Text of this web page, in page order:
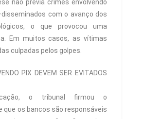
não previa crimes envolvendo
com o avanço dos
o que provocou uma
Em muitos casos, as vítimas
culpadas pelos golpes.
PIX DEVEM SER EVITADOS
o tribunal firmou o
que os bancos são responsáveis